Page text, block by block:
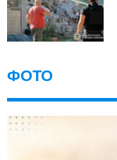
ФОТО